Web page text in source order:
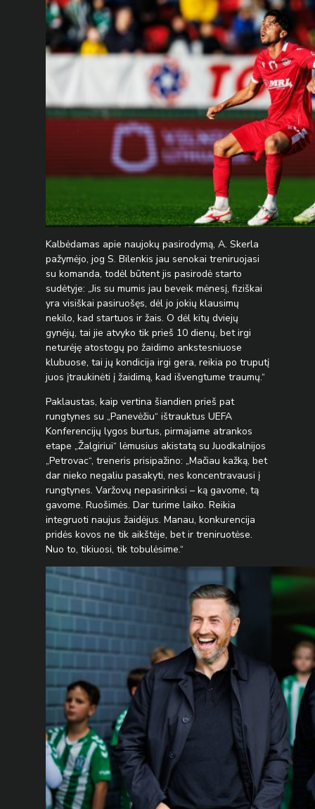
Kalbėdamas apie naujokų pasirodymą, A. Skerla
pažymėjo, jog S. Bilenkis jau senokai treniruojasi
su komanda, todėl būtent jis pasirodė starto
sudėtyje: „Jis su mumis jau beveik mėnesį, fiziškai
yra visiškai pasiruošęs, dėl jo jokių klausimų
nekilo, kad startuos ir žais. O dėl kitų dviejų
gynėjų, tai jie atvyko tik prieš 10 dienų, bet irgi
neturėję atostogų po žaidimo ankstesniuose
klubuose, tai jų kondicija irgi gera, reikia po truputį
juos įtraukinėti į žaidimą, kad išvengtume traumų.“
Paklaustas, kaip vertina šiandien prieš pat
rungtynes su „Panevėžiu“ ištrauktus UEFA
Konferencijų lygos burtus, pirmajame atrankos
etape „Žalgiriui“ lėmusius akistatą su Juodkalnijos
„Petrovac“, treneris prisipažino: „Mačiau kažką, bet
dar nieko negaliu pasakyti, nes koncentravausi į
rungtynes. Varžovų nepasirinksi – ką gavome, tą
gavome. Ruošimės. Dar turime laiko. Reikia
integruoti naujus žaidėjus. Manau, konkurencija
pridės kovos ne tik aikštėje, bet ir treniruotėse.
Nuo to, tikiuosi, tik tobulėsime.“